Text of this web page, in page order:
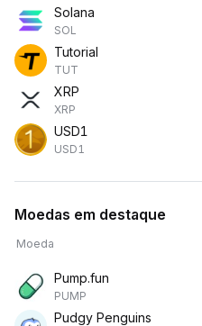
Solana
SOL
Tutorial
TUT
XRP
XRP
USD1
USD1
Moedas em destaque
Moeda
Pump.fun
PUMP
Pudgy Penguins